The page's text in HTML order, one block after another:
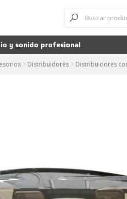
de
productos
y sonido profesional
Distribuidores Distribuidores